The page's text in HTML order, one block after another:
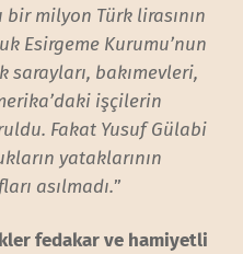
milyon Türk lirasının
Esirgeme Kurumu’nun
bakımevleri,
işçilerin
Fakat Yusuf Gülabi
yataklarının
asılmadı.”
fedakar ve hamiyetli